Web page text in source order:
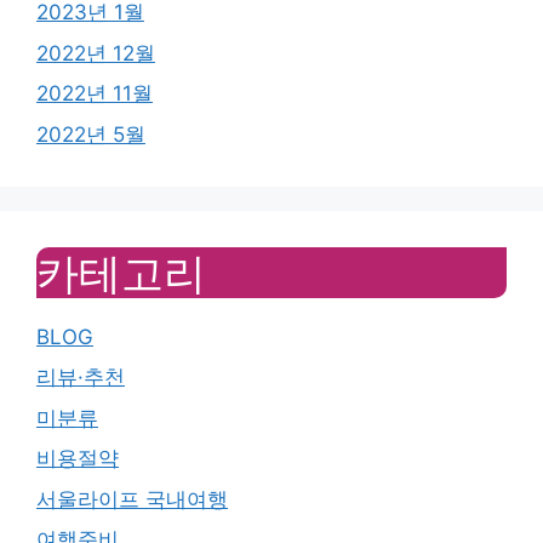
2023년 1월
2022년 12월
2022년 11월
2022년 5월
카테고리
BLOG
리뷰·추천
미분류
비용절약
서울라이프 국내여행